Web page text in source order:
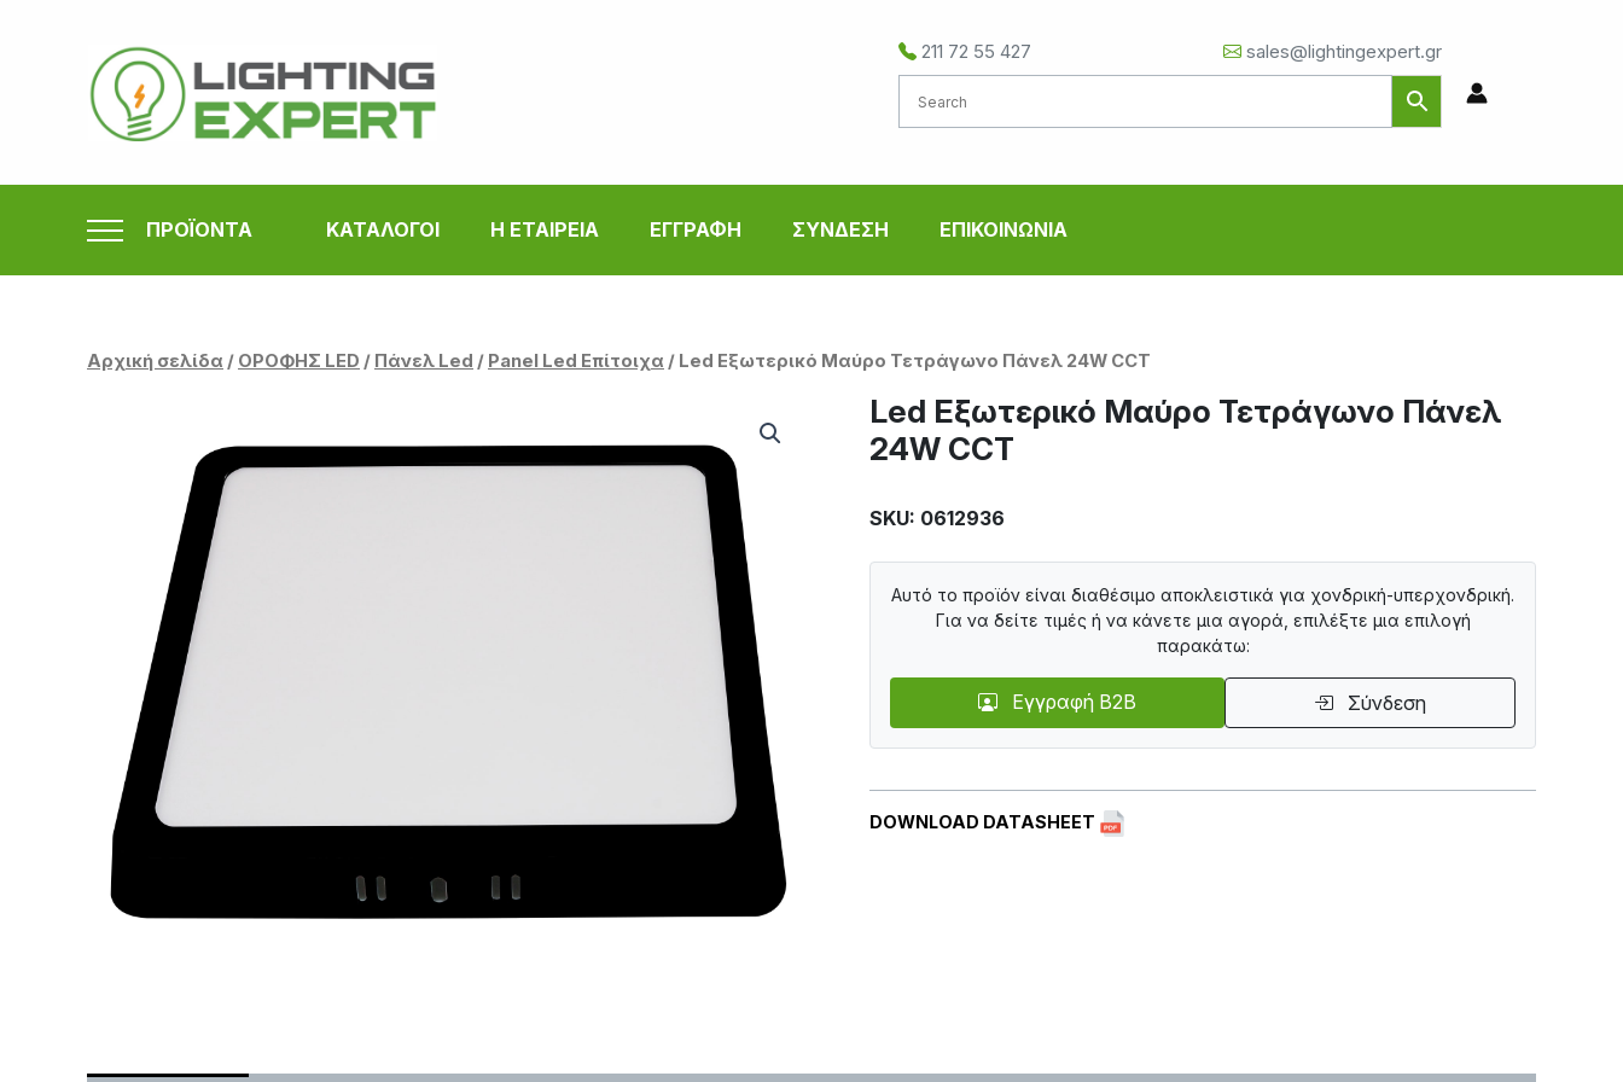
περιεχόμενο
211 72 55 427 sales@lightingexpert.gr
ΠΡΟΪΟΝΤΑ ΚΑΤΑΛΟΓΟΙ Η ΕΤΑΙΡΕΙΑ ΕΓΓΡΑΦΗ ΣΥΝΔΕΣΗ ΕΠΙΚΟΙΝΩΝΙΑ
Αρχική σελίδα / ΟΡΟΦΗΣ LED / Πάνελ Led / Panel Led Επίτοιχα / Led Εξωτερικό Μαύρο Τετράγωνο Πάνελ 24W CCT
Led Εξωτερικό Μαύρο Τετράγωνο Πάνελ
24W CCT
SKU: 0612936
DOWNLOAD DATASHEET
Αυτό το προϊόν είναι διαθέσιμο αποκλειστικά για χονδρική-υπερχονδρική.
Για να δείτε τιμές ή να κάνετε μια αγορά, επιλέξτε μια επιλογή
παρακάτω:
Εγγραφή B2B Σύνδεση